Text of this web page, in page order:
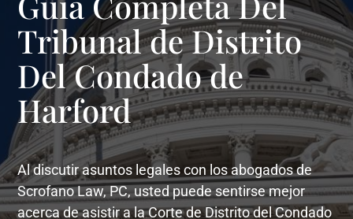
Tribunal de Distrito
Del Condado de
Harford
Al discutir asuntos legales con los abogados de
Scrofano Law, PC, usted puede sentirse mejor
acerca de asistir a la Corte de Distrito del Condado